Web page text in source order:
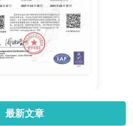
最新文章